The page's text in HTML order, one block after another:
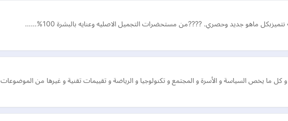
ماهو جديد وحصري. ????من مستحضرات التجميل الاصليه وعنايه بالبشرة 100%……
و كل ما يخص السياسة و الأسرة و المجتمع و تكنولوجيا و الرياضة و تقييمات تقنية و غيرها من الموضوعات